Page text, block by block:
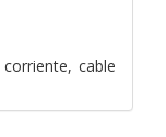
cable